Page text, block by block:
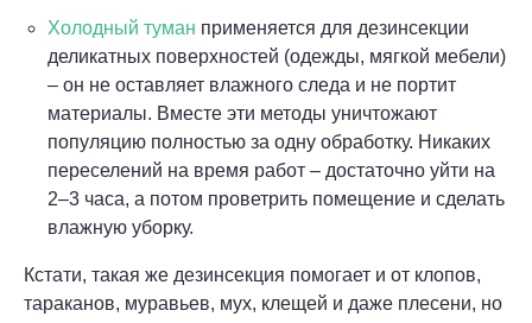
Холодный туман применяется для дезинсекции
деликатных поверхностей (одежды, мягкой мебели)
– он не оставляет влажного следа и не портит
материалы. Вместе эти методы уничтожают
популяцию полностью за одну обработку. Никаких
переселений на время работ – достаточно уйти на
2–3 часа, а потом проветрить помещение и сделать
влажную уборку.
Кстати, такая же дезинсекция помогает и от клопов,
тараканов, муравьев, мух, клещей и даже плесени, но